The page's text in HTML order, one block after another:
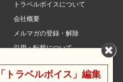
トラベルボイスについて
会社概要
メルマガの登録・解除
引用・転載について
利用規約
トラベルボイス」編集